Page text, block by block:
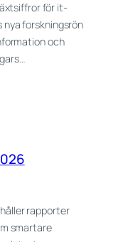
för it-
forskningsrön
och
rapporter
smartare